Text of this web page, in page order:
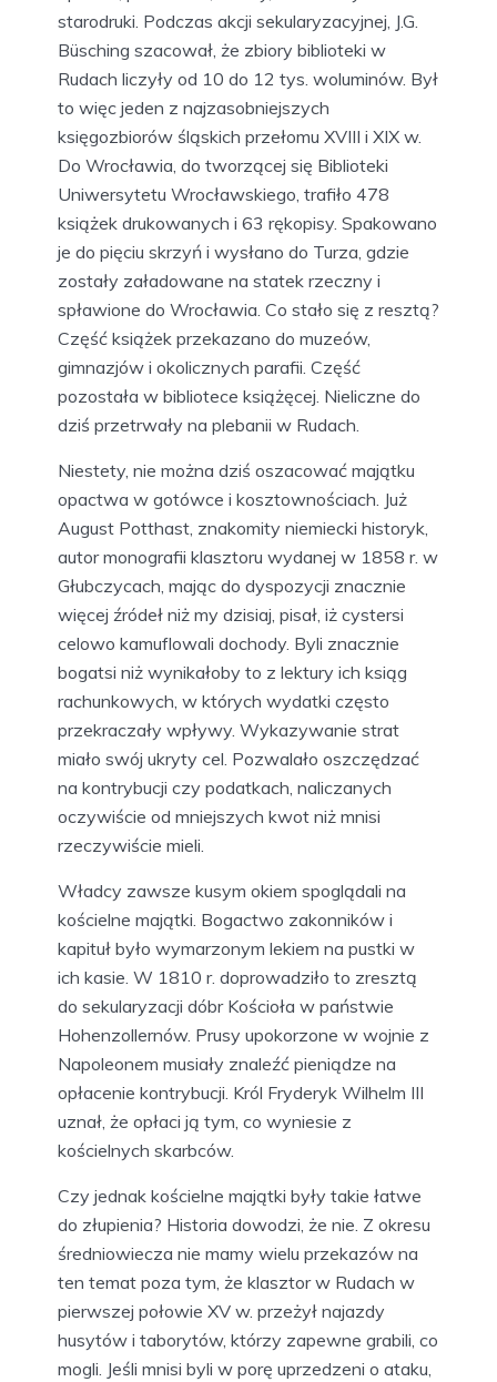
starodruki. Podczas akcji sekularyzacyjnej, J.G.
Büsching szacował, że zbiory biblioteki w
Rudach liczyły od 10 do 12 tys. woluminów. Był
to więc jeden z najzasobniejszych
księgozbiorów śląskich przełomu XVIII i XIX w.
Do Wrocławia, do tworzącej się Biblioteki
Uniwersytetu Wrocławskiego, trafiło 478
książek drukowanych i 63 rękopisy. Spakowano
je do pięciu skrzyń i wysłano do Turza, gdzie
zostały załadowane na statek rzeczny i
spławione do Wrocławia. Co stało się z resztą?
Część książek przekazano do muzeów,
gimnazjów i okolicznych parafii. Część
pozostała w bibliotece książęcej. Nieliczne do
dziś przetrwały na plebanii w Rudach.
Niestety, nie można dziś oszacować majątku
opactwa w gotówce i kosztownościach. Już
August Potthast, znakomity niemiecki historyk,
autor monografii klasztoru wydanej w 1858 r. w
Głubczycach, mając do dyspozycji znacznie
więcej źródeł niż my dzisiaj, pisał, iż cystersi
celowo kamuflowali dochody. Byli znacznie
bogatsi niż wynikałoby to z lektury ich ksiąg
rachunkowych, w których wydatki często
przekraczały wpływy. Wykazywanie strat
miało swój ukryty cel. Pozwalało oszczędzać
na kontrybucji czy podatkach, naliczanych
oczywiście od mniejszych kwot niż mnisi
rzeczywiście mieli.
Władcy zawsze kusym okiem spoglądali na
kościelne majątki. Bogactwo zakonników i
kapituł było wymarzonym lekiem na pustki w
ich kasie. W 1810 r. doprowadziło to zresztą
do sekularyzacji dóbr Kościoła w państwie
Hohenzollernów. Prusy upokorzone w wojnie z
Napoleonem musiały znaleźć pieniądze na
opłacenie kontrybucji. Król Fryderyk Wilhelm III
uznał, że opłaci ją tym, co wyniesie z
kościelnych skarbców.
Czy jednak kościelne majątki były takie łatwe
do złupienia? Historia dowodzi, że nie. Z okresu
średniowiecza nie mamy wielu przekazów na
ten temat poza tym, że klasztor w Rudach w
pierwszej połowie XV w. przeżył najazdy
husytów i taborytów, którzy zapewne grabili, co
mogli. Jeśli mnisi byli w porę uprzedzeni o ataku,